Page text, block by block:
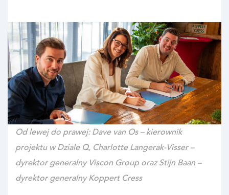
Od lewej do prawej: Dave van Os – kierownik
projektu w Dziale Q, Charlotte Langerak-Visser –
dyrektor generalny Viscon Group oraz Stijn Baan –
dyrektor generalny Koppert Cress